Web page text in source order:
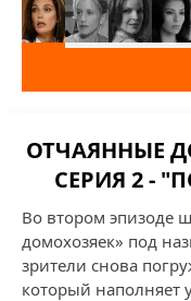
ОТЧАЯННЫЕ
СЕРИЯ 2 -
Во втором эпизоде
домохозяек» под
зрители снова
который наполняет